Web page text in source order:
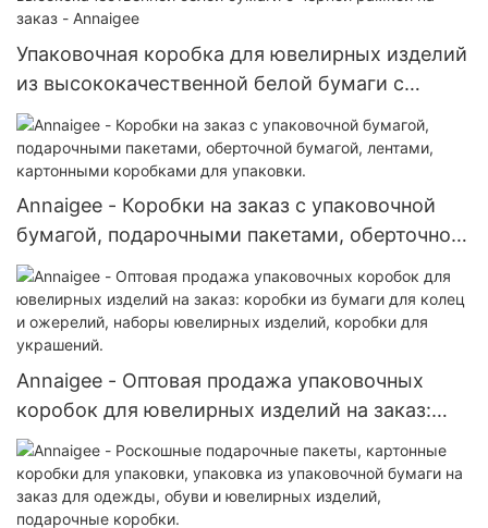
Упаковочная коробка для ювелирных изделий
из высококачественной белой бумаги с
черной рамкой на заказ - Annaigee
Annaigee - Коробки на заказ с упаковочной
бумагой, подарочными пакетами, оберточной
бумагой, лентами, картонными коробками для
упаковки.
Annaigee - Оптовая продажа упаковочных
коробок для ювелирных изделий на заказ:
коробки из бумаги для колец и ожерелий,
наборы ювелирных изделий, коробки для
украшений.